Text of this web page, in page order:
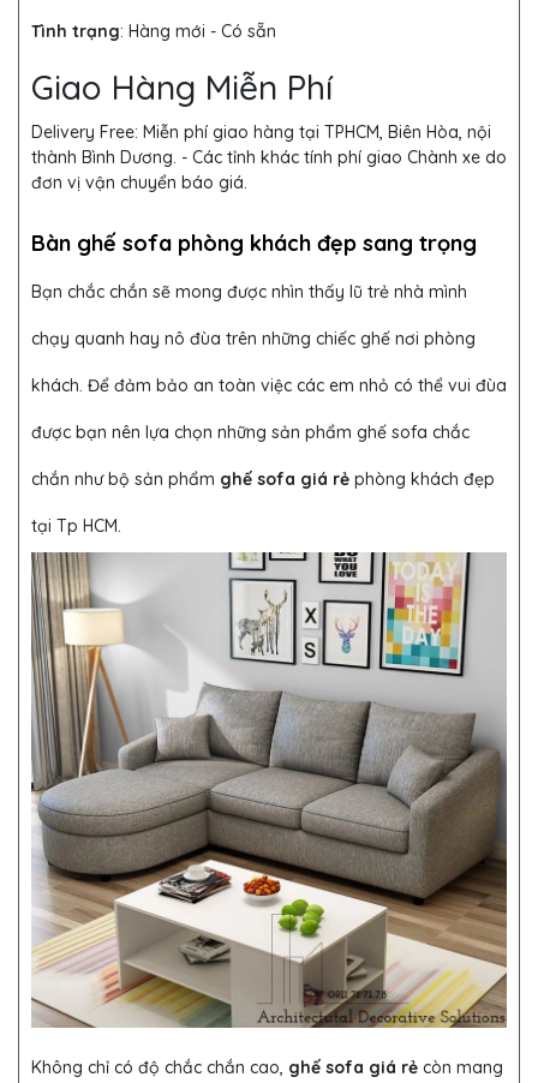
Tình trạng: Hàng mới - Có sẵn
Giao Hàng Miễn Phí
Delivery Free: Miễn phí giao hàng tại TPHCM, Biên Hòa, nội
thành Bình Dương. - Các tỉnh khác tính phí giao Chành xe do
đơn vị vận chuyển báo giá.
Bàn ghế sofa phòng khách đẹp sang trọng
Bạn chắc chắn sẽ mong được nhìn thấy lũ trẻ nhà mình
chạy quanh hay nô đùa trên những chiếc ghế nơi phòng
khách. Để đảm bảo an toàn việc các em nhỏ có thể vui đùa
được bạn nên lựa chọn những sản phẩm ghế sofa chắc
chắn như bộ sản phẩm ghế sofa giá rẻ phòng khách đẹp
tại Tp HCM.
Không chỉ có độ chắc chắn cao, ghế sofa giá rẻ còn mang